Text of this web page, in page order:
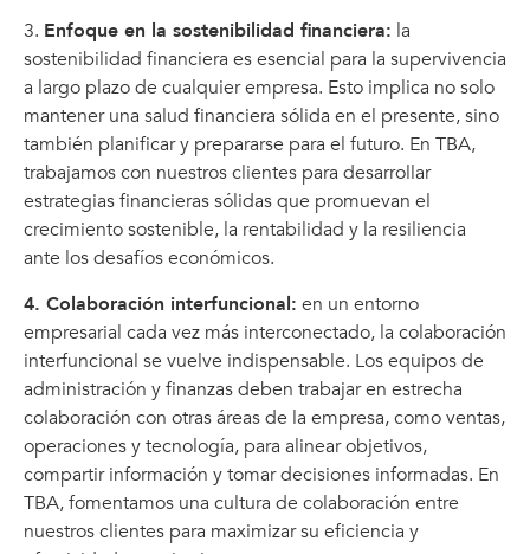
3. Enfoque en la sostenibilidad financiera: la
sostenibilidad financiera es esencial para la supervivencia
a largo plazo de cualquier empresa. Esto implica no solo
mantener una salud financiera sólida en el presente, sino
también planificar y prepararse para el futuro. En TBA,
trabajamos con nuestros clientes para desarrollar
estrategias financieras sólidas que promuevan el
crecimiento sostenible, la rentabilidad y la resiliencia
ante los desafíos económicos.
4. Colaboración interfuncional: en un entorno
empresarial cada vez más interconectado, la colaboración
interfuncional se vuelve indispensable. Los equipos de
administración y finanzas deben trabajar en estrecha
colaboración con otras áreas de la empresa, como ventas,
operaciones y tecnología, para alinear objetivos,
compartir información y tomar decisiones informadas. En
TBA, fomentamos una cultura de colaboración entre
nuestros clientes para maximizar su eficiencia y